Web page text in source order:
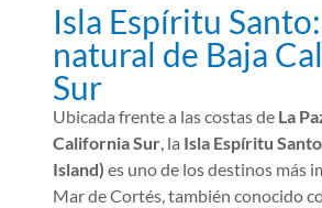
Isla Espíritu
natural de Baja
Sur
Ubicada frente a las costas de La
California Sur, la Isla Espíritu
Island) es uno de los destinos más
Mar de Cortés, también conocido